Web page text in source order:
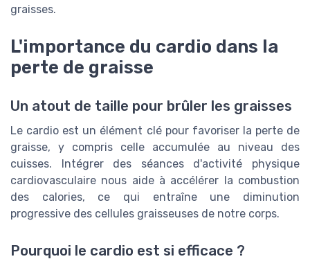
graisses.
L'importance du cardio dans la
perte de graisse
Un atout de taille pour brûler les graisses
Le cardio est un élément clé pour favoriser la perte de
graisse, y compris celle accumulée au niveau des
cuisses. Intégrer des séances d'activité physique
cardiovasculaire nous aide à accélérer la combustion
des calories, ce qui entraîne une diminution
progressive des cellules graisseuses de notre corps.
Pourquoi le cardio est si efficace ?